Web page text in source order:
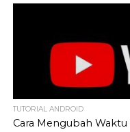
TUTORIAL ANDROID
Cara Mengubah